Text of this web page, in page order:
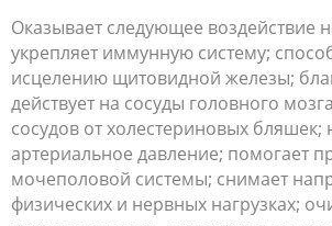
Оказывает следующее воздействие
укрепляет иммунную систему;
исцелению щитовидной железы;
действует на сосуды головного
сосудов от холестериновых бляшек;
артериальное давление; помогает
мочеполовой системы; снимает
физических и нервных нагрузках;